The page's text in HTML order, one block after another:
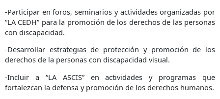
-Participar en foros, seminarios y actividades organizadas por
“LA CEDH” para la promoción de los derechos de las personas
con discapacidad.
-Desarrollar estrategias de protección y promoción de los
derechos de la personas con discapacidad visual.
-Incluir a “LA ASCIS” en actividades y programas que
fortalezcan la defensa y promoción de los derechos humanos.